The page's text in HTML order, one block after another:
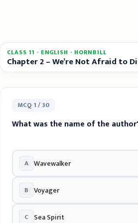
CLASS 11 · ENGLISH · HORNBILL
Chapter 2 – We’re Not Afraid to
MCQ 1 / 30
What was the name of the
A Wavewalker
B Voyager
C Sea Spirit